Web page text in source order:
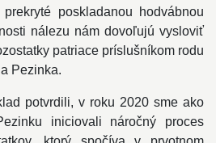
poskladanou hodvábnou
nálezu nám dovoľujú vysloviť
patriace príslušníkom rodu
Pezinka.
potvrdili, v roku 2020 sme ako
iniciovali náročný proces